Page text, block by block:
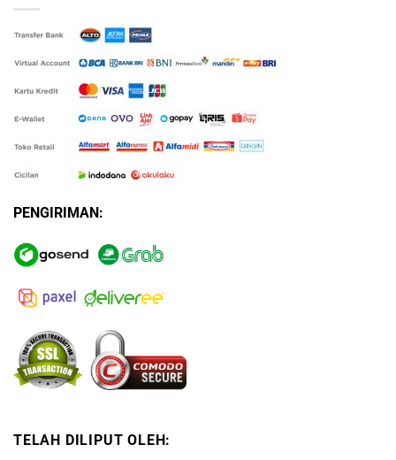
PENGIRIMAN:
TELAH DILIPUT OLEH: